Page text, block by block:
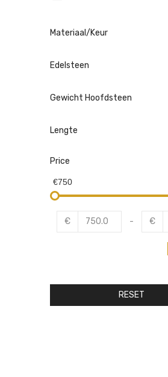
Materiaal/Keur
Edelsteen
Gewicht Hoofdsteen
Lengte
Price
€750
€ - €
RESET